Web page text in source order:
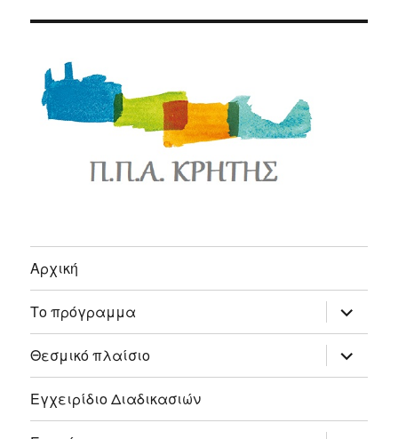
Αρχική
Το πρόγραμμα
expand
child
menu
Θεσμικό πλαίσιο
expand
child
menu
Εγχειρίδιο Διαδικασιών